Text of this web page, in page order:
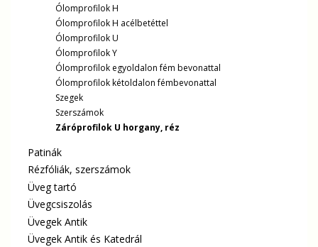
Ólomprofilok H
Ólomprofilok H acélbetéttel
Ólomprofilok U
Ólomprofilok Y
Ólomprofilok egyoldalon fém bevonattal
Ólomprofilok kétoldalon fémbevonattal
Szegek
Szerszámok
Záróprofilok U horgany, réz
Patinák
Rézfóliák, szerszámok
Üveg tartó
Üvegcsiszolás
Üvegek Antik
Üvegek Antik és Katedrál